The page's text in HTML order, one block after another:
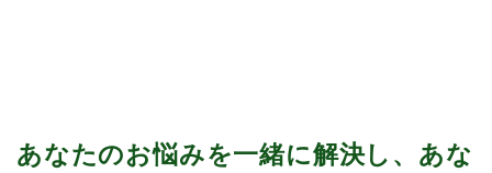
あなたのお悩みを一緒に解決し、あな